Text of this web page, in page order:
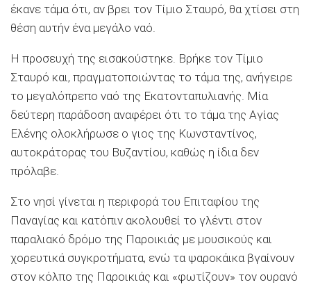
έκανε τάμα ότι, αν βρει τον Τίμιο Σταυρό, θα χτίσει στη
θέση αυτήν ένα μεγάλο ναό.
Η προσευχή της εισακούστηκε. Βρήκε τον Τίμιο
Σταυρό και, πραγματοποιώντας το τάμα της, ανήγειρε
το μεγαλόπρεπο ναό της Εκατονταπυλιανής. Μία
δεύτερη παράδοση αναφέρει ότι το τάμα της Αγίας
Ελένης ολοκλήρωσε ο γιος της Κωνσταντίνος,
αυτοκράτορας του Βυζαντίου, καθώς η ίδια δεν
πρόλαβε.
Στο νησί γίνεται η περιφορά του Επιταφίου της
Παναγίας και κατόπιν ακολουθεί το γλέντι στον
παραλιακό δρόμο της Παροικιάς με μουσικούς και
χορευτικά συγκροτήματα, ενώ τα ψαροκάικα βγαίνουν
στον κόλπο της Παροικιάς και «φωτίζουν» τον ουρανό